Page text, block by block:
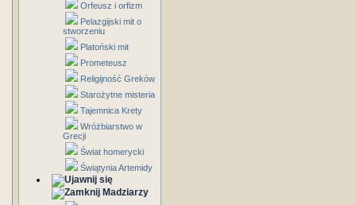
Orfeusz i orfizm
Pelazgijski mit o
stworzeniu
Platoński mit
Prometeusz
Religijność Greków
Starożytne misteria
Tajemnica Krety
Wróżbiarstwo w
Grecji
Świat homerycki
Świątynia Artemidy
Madziarzy